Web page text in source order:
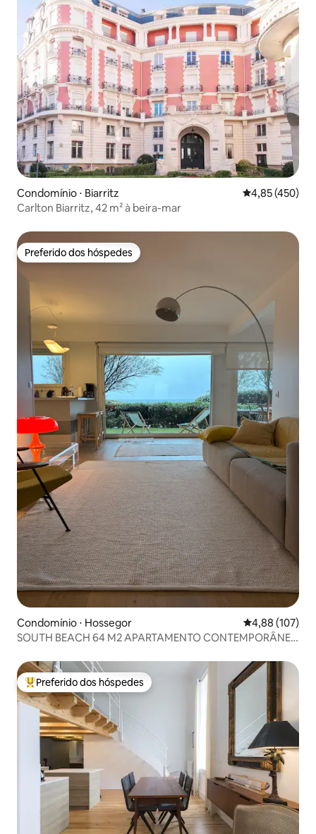
Condomínio ⋅ Biarritz 4,85 de uma
4,85 (450)
Carlton Biarritz, 42 m² à beira-mar
Preferido dos hóspedes
Preferido dos hóspedes
Condomínio ⋅ Hossegor 4,88 de uma
4,88 (107)
SOUTH BEACH 64 M2 APARTAMENTO CONTEMPORÂNEO
Entre os melhores preferidos dos hóspedes
Preferido dos hóspedes